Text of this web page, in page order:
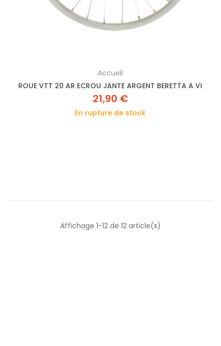
Accueil
ROUE VTT 20 AR ECROU JANTE ARGENT BERETTA A VI
21,90 €
En rupture de stock
Affichage 1-12 de 12 article(s)